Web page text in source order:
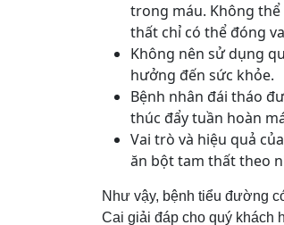
trong máu. Không
thất chỉ có thể đóng
Không nên sử dụng
hưởng đến sức khỏe.
Bệnh nhân đái tháo
thúc đẩy tuần hoàn
Vai trò và hiệu quả
ăn bột tam thất theo
Như vậy, bệnh tiểu đường
Cai giải đáp cho quý khách